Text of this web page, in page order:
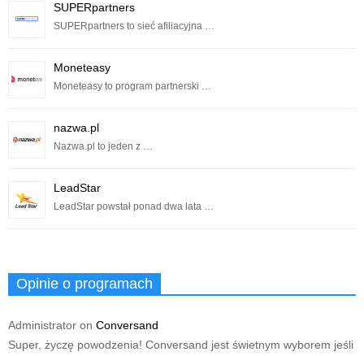
SUPERpartners
SUPERpartners to sieć afiliacyjna …
Moneteasy
Moneteasy to program partnerski …
nazwa.pl
Nazwa.pl to jeden z …
LeadStar
LeadStar powstał ponad dwa lata …
Opinie o programach
Administrator on Conversand
Super, życzę powodzenia! Conversand jest świetnym wyborem jeśli